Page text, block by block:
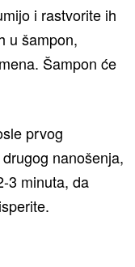
i rastvorite ih
u šampon,
Šampon će
prvog
nanošenja,
3 minuta, da